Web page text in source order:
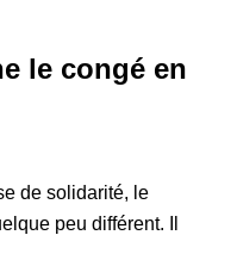
le congé en
de solidarité, le
peu différent. Il